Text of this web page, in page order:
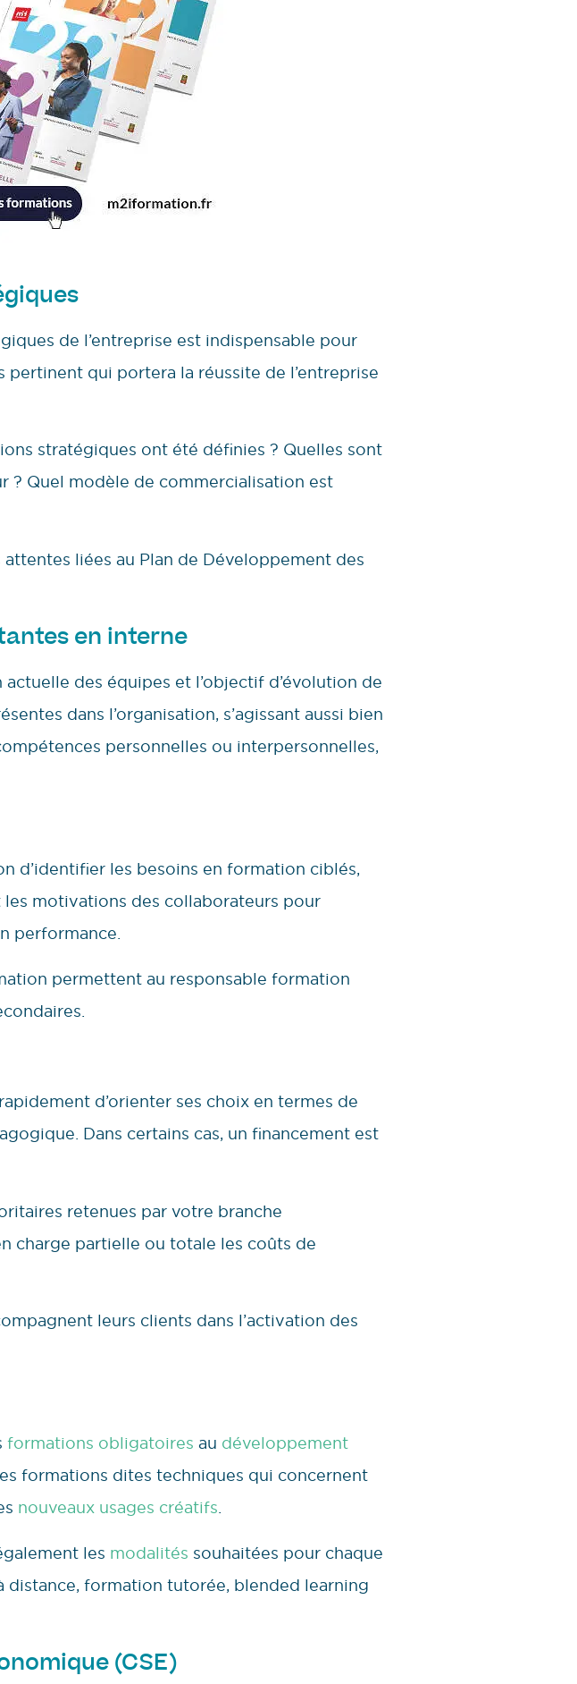
de l’entreprise est indispensable pour
qui portera la réussite de l’entreprise
stratégiques ont été définies ? Quelles sont
? Quel modèle de commercialisation est
liées au Plan de Développement des
en interne
des équipes et l’objectif d’évolution de
dans l’organisation, s’agissant aussi bien
personnelles ou interpersonnelles,
d’identifier les besoins en formation ciblés,
motivations des collaborateurs pour
performance.
permettent au responsable formation
d’orienter ses choix en termes de
Dans certains cas, un financement est
retenues par votre branche
charge partielle ou totale les coûts de
leurs clients dans l’activation des
formations obligatoires au développement
formations dites techniques qui concernent
nouveaux usages créatifs.
les modalités souhaitées pour chaque
formation tutorée, blended learning
(CSE)